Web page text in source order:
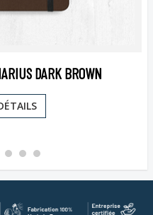
DARK BROWN